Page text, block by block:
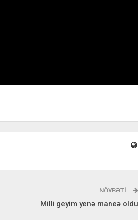
NÖVBƏTI
Milli geyim yenə maneə oldu